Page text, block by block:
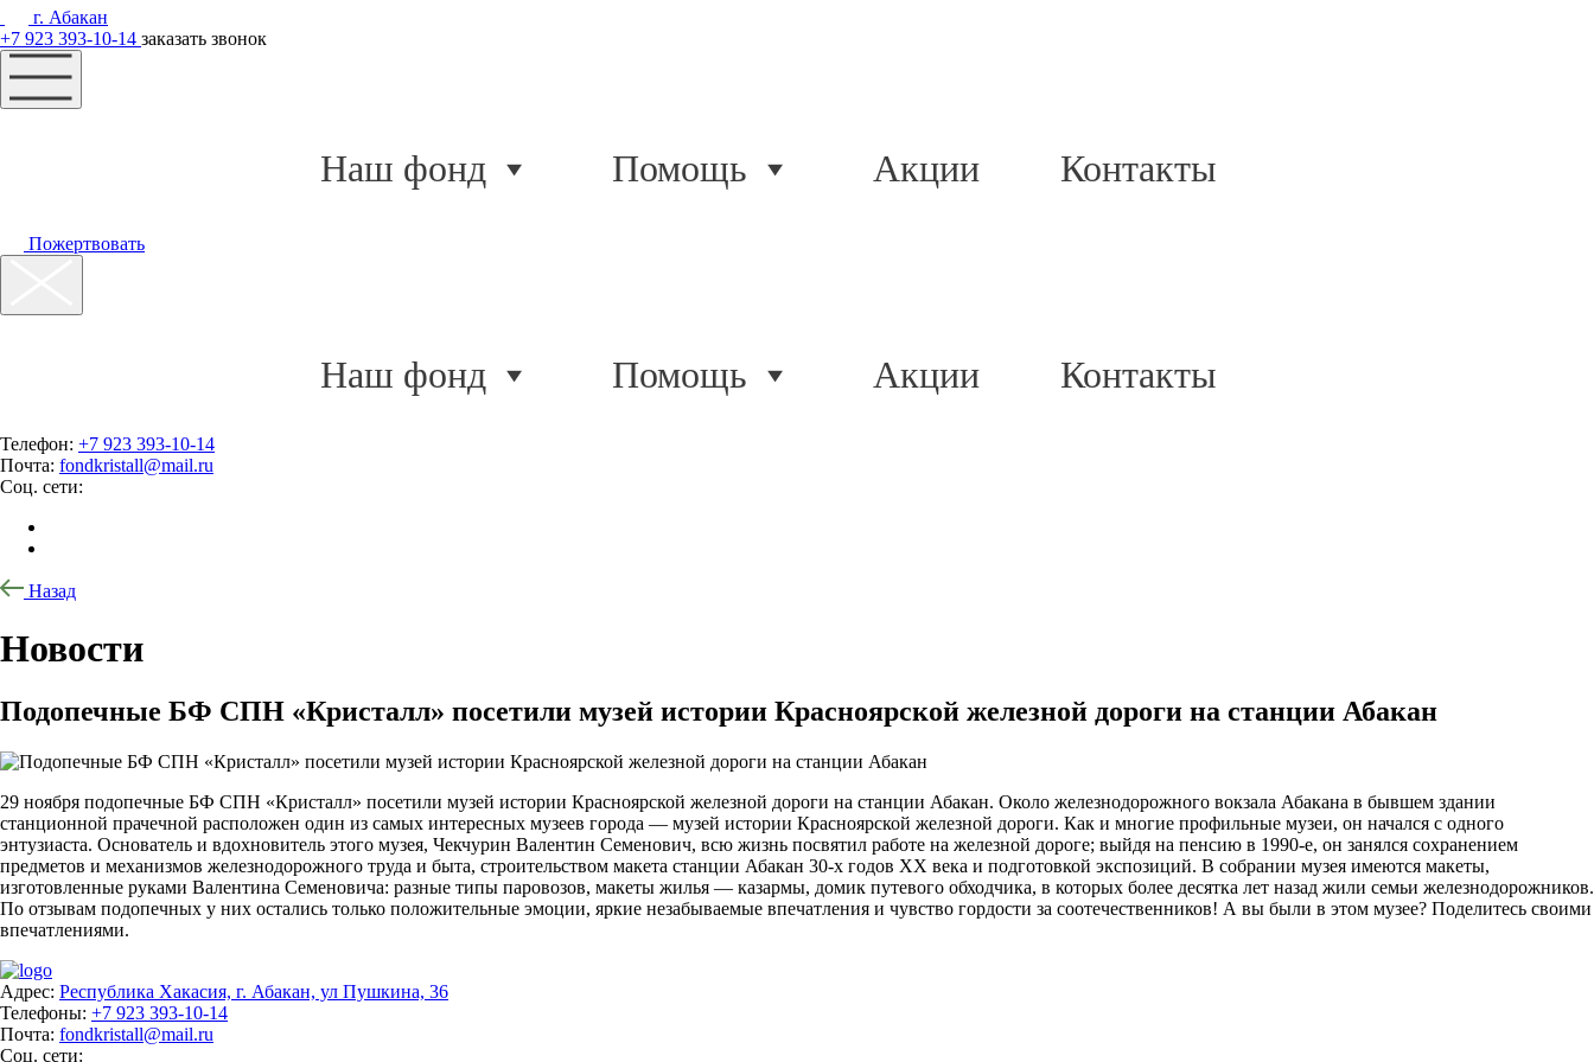
г. Абакан
+7 923 393-10-14 заказать звонок
Наш фонд Помощь Акции Контакты
Пожертвовать
Наш фонд Помощь Акции Контакты
Телефон: +7 923 393-10-14
Почта: fondkristall@mail.ru
Соц. сети:
Назад
Новости
Подопечные БФ СПН «Кристалл» посетили музей истории Красноярской железной дороги на станции Абакан
29 ноября подопечные БФ СПН «Кристалл» посетили музей истории Красноярской железной дороги на станции Абакан. Около железнодорожного вокзала Абакана в бывшем здании
станционной прачечной расположен один из самых интересных музеев города — музей истории Красноярской железной дороги. Как и многие профильные музеи, он начался с одного
энтузиаста. Основатель и вдохновитель этого музея, Чекчурин Валентин Семенович, всю жизнь посвятил работе на железной дороге; выйдя на пенсию в 1990-е, он занялся сохранением
предметов и механизмов железнодорожного труда и быта, строительством макета станции Абакан 30-х годов ХХ века и подготовкой экспозиций. В собрании музея имеются макеты,
изготовленные руками Валентина Семеновича: разные типы паровозов, макеты жилья — казармы, домик путевого обходчика, в которых более десятка лет назад жили семьи железнодорожников.
По отзывам подопечных у них остались только положительные эмоции, яркие незабываемые впечатления и чувство гордости за соотечественников! А вы были в этом музее? Поделитесь своими
впечатлениями.
Адрес: Республика Хакасия, г. Абакан, ул Пушкина, 36
Телефоны: +7 923 393-10-14
Почта: fondkristall@mail.ru
Соц. сети: